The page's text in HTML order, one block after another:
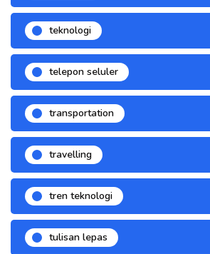
teknologi
telepon seluler
transportation
travelling
tren teknologi
tulisan lepas